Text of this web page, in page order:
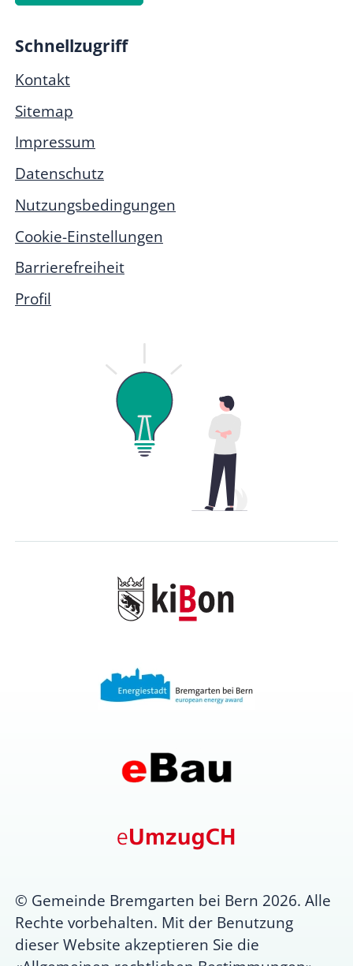
Schnellzugriff
Kontakt
Sitemap
Impressum
Datenschutz
Nutzungsbedingungen
Cookie-Einstellungen
Barrierefreiheit
Profil
© Gemeinde Bremgarten bei Bern 2026. Alle
Rechte vorbehalten. Mit der Benutzung
dieser Website akzeptieren Sie die